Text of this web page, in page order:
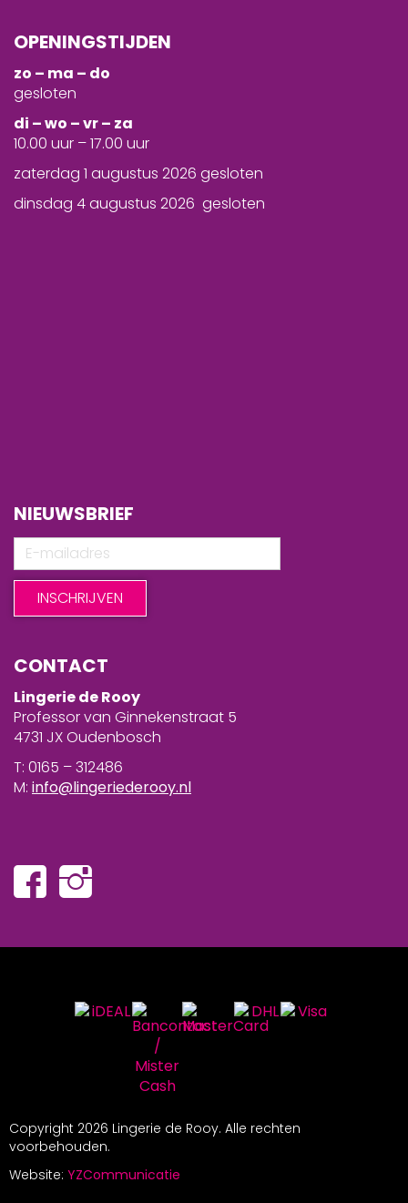
OPENINGSTIJDEN
zo – ma – do
gesloten
di – wo – vr – za
10.00 uur – 17.00 uur
zaterdag 1 augustus 2026 gesloten
dinsdag 4 augustus 2026 gesloten
NIEUWSBRIEF
CONTACT
Lingerie de Rooy
Professor van Ginnekenstraat 5
4731 JX Oudenbosch
T: 0165 – 312486
M: info@lingeriederooy.nl
Copyright 2026 Lingerie de Rooy. Alle rechten
voorbehouden.
Website: YZCommunicatie